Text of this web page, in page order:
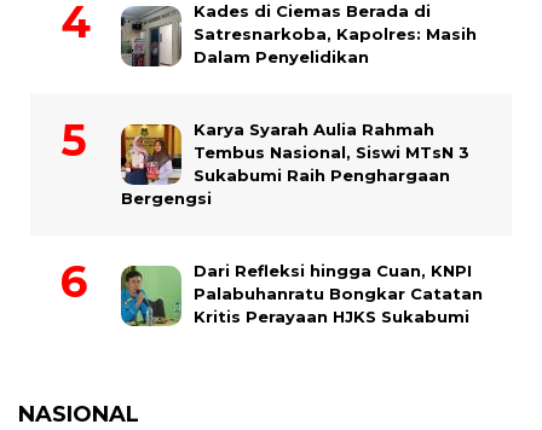
Kades di Ciemas Berada di
Satresnarkoba, Kapolres: Masih
Dalam Penyelidikan
Karya Syarah Aulia Rahmah
Tembus Nasional, Siswi MTsN 3
Sukabumi Raih Penghargaan
Bergengsi
Dari Refleksi hingga Cuan, KNPI
Palabuhanratu Bongkar Catatan
Kritis Perayaan HJKS Sukabumi
NASIONAL